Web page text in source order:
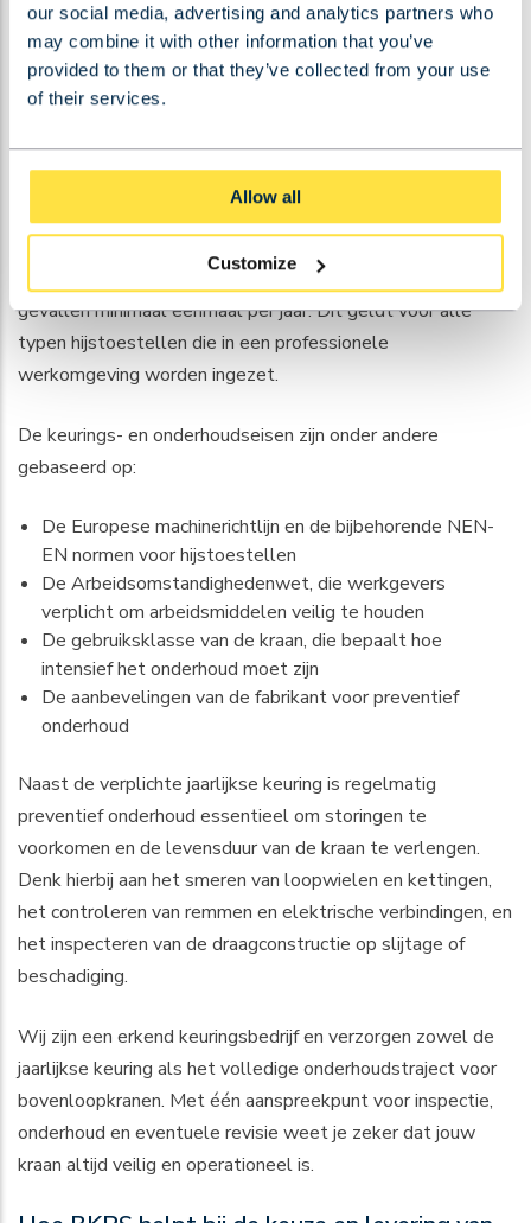
our social media, advertising and analytics partners who
may combine it with other information that you’ve
provided to them or that they’ve collected from your use
of their services.
Allow all
Customize
situaties, terwijl een te grote overcapaciteit onnodige
kosten met zich meebrengt.
Wat zijn de onderhouds- en keuringseisen
manuele bovenloopkranen moeten periodiek worden
gekeurd door een erkend keuringsbedrijf, in de meeste
gevallen minimaal eenmaal per jaar. Dit geldt voor alle
typen hijstoestellen die in een professionele
werkomgeving worden ingezet.
De keurings- en onderhoudseisen zijn onder andere
gebaseerd op:
De Europese machinerichtlijn en de bijbehorende NEN-
EN normen voor hijstoestellen
De Arbeidsomstandighedenwet, die werkgevers
verplicht om arbeidsmiddelen veilig te houden
De gebruiksklasse van de kraan, die bepaalt hoe
intensief het onderhoud moet zijn
De aanbevelingen van de fabrikant voor preventief
onderhoud
Naast de verplichte jaarlijkse keuring is regelmatig
preventief onderhoud essentieel om storingen te
voorkomen en de levensduur van de kraan te verlengen.
Denk hierbij aan het smeren van loopwielen en kettingen,
het controleren van remmen en elektrische verbindingen, en
het inspecteren van de draagconstructie op slijtage of
beschadiging.
Wij zijn een erkend keuringsbedrijf en verzorgen zowel de
jaarlijkse keuring als het volledige onderhoudstraject voor
bovenloopkranen. Met één aanspreekpunt voor inspectie,
onderhoud en eventuele revisie weet je zeker dat jouw
kraan altijd veilig en operationeel is.